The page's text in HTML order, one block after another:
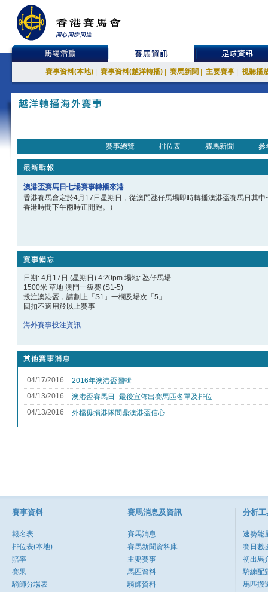
賽事資料(本地) 賽事資料(越洋轉播) 賽馬新聞 主要賽事 視聽播
賽事總覽 排位表 賽馬新聞 參
澳港盃賽馬日七場賽事轉播來港
香港賽馬會定於4月17日星期日，從澳門氹仔馬場即時轉播澳港盃賽馬日其
香港時間下午兩時正開跑。）
日期: 4月17日 (星期日) 4:20pm 場地: 氹仔馬場
1500米 草地 澳門一級賽 (S1-5)
投注澳港盃 ，請劃上「S1」一欄及場次「5」
回扣不適用於以上賽事
海外賽事投注資訊
賽事資料
報名表
排位表(本地)
賠率
賽果
騎師分場表
賽馬消息及資訊
賽馬消息
賽馬新聞資料庫
主要賽事
馬匹資料
騎師資料
分析工
速勢能
賽日數
初出馬
騎練配
馬匹搬